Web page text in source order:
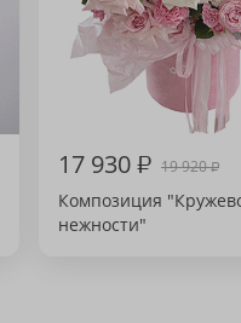
17 930₽ 19 920₽
Композиция
нежности"